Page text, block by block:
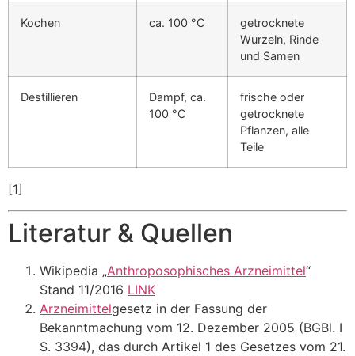
Kochen ca. 100 °C
getrocknete
Wurzeln, Rinde
und Samen
Destillieren
Dampf, ca.
100 °C
frische oder
getrocknete
Pflanzen, alle
Teile
[1]
Literatur & Quellen
Wikipedia „Anthroposophisches Arzneimittel“
Stand 11/2016 LINK
Arzneimittelgesetz in der Fassung der
Bekanntmachung vom 12. Dezember 2005 (BGBl. I
S. 3394), das durch Artikel 1 des Gesetzes vom 21.